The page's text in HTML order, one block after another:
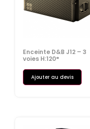
Enceinte D&B J12 – 3
voies H:120°
Ajouter au devis